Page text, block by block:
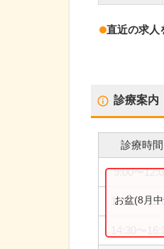
直近の求人
診療案内
診療時間
9:00〜
10:00〜
お盆(8月